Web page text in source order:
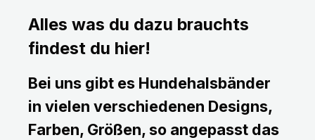
Alles was du dazu brauchts
findest du hier!
Bei uns gibt es Hundehalsbänder
in vielen verschiedenen Designs,
Farben, Größen, so angepasst das